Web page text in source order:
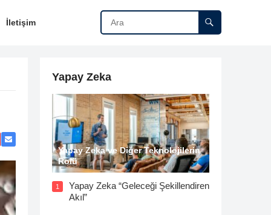
İletişim
Yapay Zeka
Yapay Zeka ve Diğer Teknolojilerin
Rolü
1
Yapay Zeka “Geleceği Şekillendiren
Akıl”